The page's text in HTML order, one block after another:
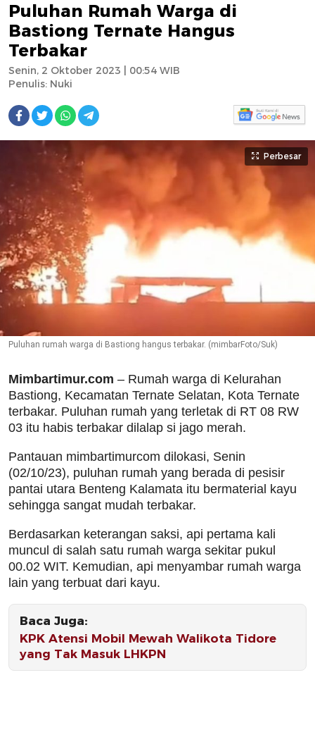
Puluhan Rumah Warga di
Bastiong Ternate Hangus
Terbakar
Penulis: Nuki
Senin, 2 Oktober 2023 | 00:54 WIB
Perbesar
Puluhan rumah warga di Bastiong hangus terbakar. (mimbarFoto/Suk)
Mimbartimur.com – Rumah warga di Kelurahan
Bastiong, Kecamatan Ternate Selatan, Kota Ternate
terbakar. Puluhan rumah yang terletak di RT 08 RW
03 itu habis terbakar dilalap si jago merah.
Pantauan mimbartimurcom dilokasi, Senin
(02/10/23), puluhan rumah yang berada di pesisir
pantai utara Benteng Kalamata itu bermaterial kayu
sehingga sangat mudah terbakar.
Berdasarkan keterangan saksi, api pertama kali
muncul di salah satu rumah warga sekitar pukul
00.02 WIT. Kemudian, api menyambar rumah warga
lain yang terbuat dari kayu.
Baca Juga:
KPK Atensi Mobil Mewah Walikota Tidore
yang Tak Masuk LHKPN